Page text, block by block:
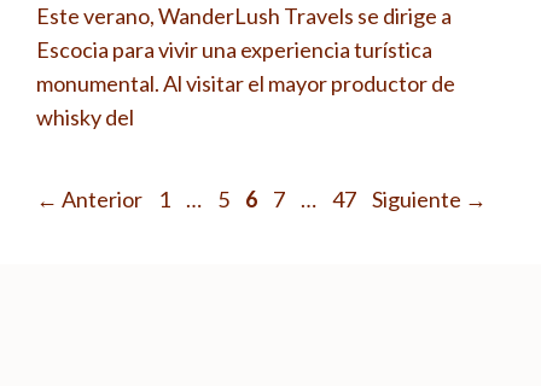
Este verano, WanderLush Travels se dirige a
Escocia para vivir una experiencia turística
monumental. Al visitar el mayor productor de
whisky del
← Anterior Página
1 … Página
5 Página
6 Página
7 … Página
47 Siguiente →